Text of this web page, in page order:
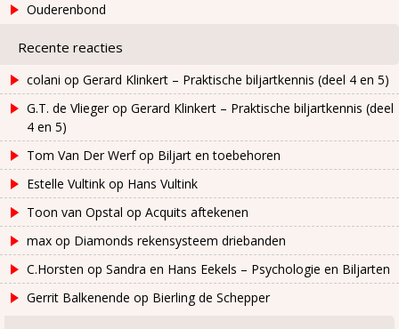
Ouderenbond
Recente reacties
colani op Gerard Klinkert – Praktische biljartkennis (deel 4 en 5)
G.T. de Vliegerop Gerard Klinkert – Praktische biljartkennis (deel
4 en 5)
Tom Van Der Werfop Biljart en toebehoren
Estelle Vultink op Hans Vultink
Toon van Opstal op Acquits aftekenen
max op Diamonds rekensysteem driebanden
C.Horsten op Sandra en Hans Eekels – Psychologie en Biljarten
Gerrit Balkenende op Bierling de Schepper